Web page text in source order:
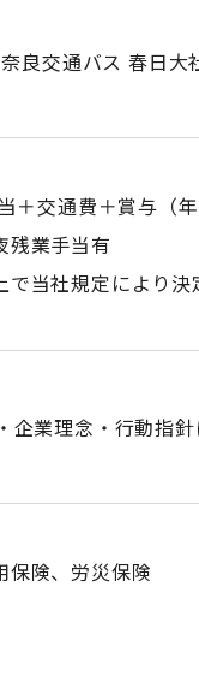
良交通バス 春日大
交通費＋賞与（年
残業手当有
当社規定により決
業理念・行動指針
保険、労災保険